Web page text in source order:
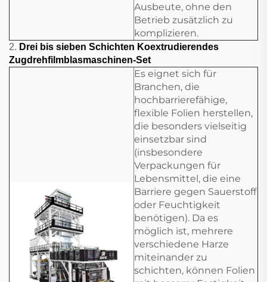
Ausbeute, ohne den
Betrieb zusätzlich zu
komplizieren.
2. Drei bis sieben Schichten Koextrudierendes
Zugdrehfilmblasmaschinen-Set
Es eignet sich für
Branchen, die
hochbarrierefähige,
flexible Folien herstellen,
die besonders vielseitig
einsetzbar sind
(insbesondere
Verpackungen für
Lebensmittel, die eine
Barriere gegen Sauerstoff
oder Feuchtigkeit
benötigen). Da es
möglich ist, mehrere
verschiedene Harze
miteinander zu
schichten, können Folien